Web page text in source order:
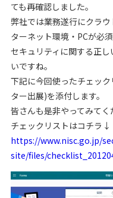
ても再確認しました。
弊社では業務遂行にクラ
ターネット環境・PCが必須
セキュリティに関する正
いですね。
下記に今回使ったチェッ
ター出展)を添付します。
皆さんも是非やってみてく
チェックリストはコチラ↓
https://www.nisc.go.jp/
site/files/